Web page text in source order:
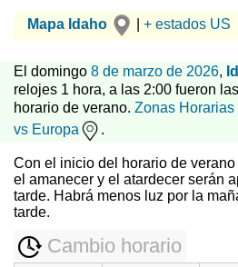
Mapa Idaho + estados US
El domingo 8 de marzo de 2026,
relojes 1 hora, a las 2:00 fueron
horario de verano. Zonas Horarias
vs Europa
.
Con el inicio del horario de
el amanecer y el atardecer serán
tarde. Habrá menos luz por la
tarde.
Cambio horario